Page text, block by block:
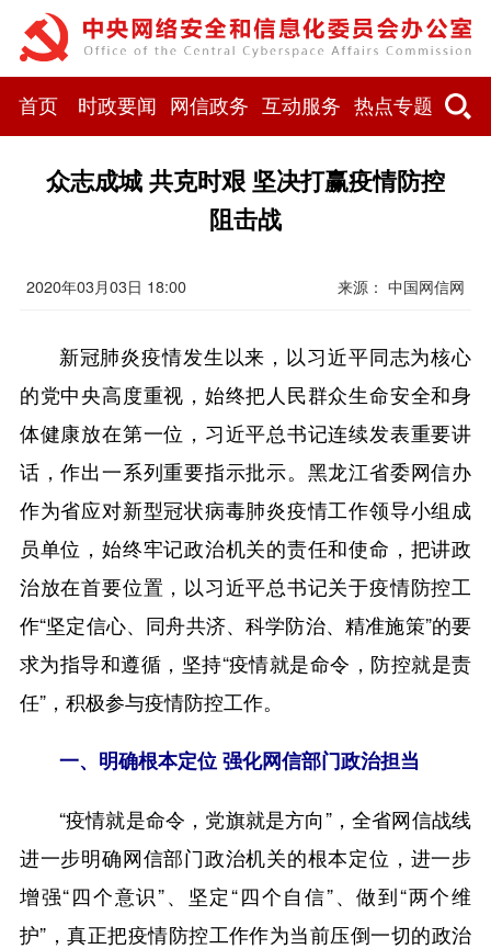
首页 时政要闻 网信政务 互动服务 热点专题
众志成城 共克时艰 坚决打赢疫情防控
阻击战
2020年03月03日 18:00 来源： 中国网信网
新冠肺炎疫情发生以来，以习近平同志为核心
的党中央高度重视，始终把人民群众生命安全和身
体健康放在第一位，习近平总书记连续发表重要讲
话，作出一系列重要指示批示。黑龙江省委网信办
作为省应对新型冠状病毒肺炎疫情工作领导小组成
员单位，始终牢记政治机关的责任和使命，把讲政
治放在首要位置，以习近平总书记关于疫情防控工
作“坚定信心、同舟共济、科学防治、精准施策”的要
求为指导和遵循，坚持“疫情就是命令，防控就是责
任”，积极参与疫情防控工作。
一、明确根本定位 强化网信部门政治担当
“疫情就是命令，党旗就是方向”，全省网信战线
进一步明确网信部门政治机关的根本定位，进一步
增强“四个意识”、坚定“四个自信”、做到“两个维
护”，真正把疫情防控工作作为当前压倒一切的政治